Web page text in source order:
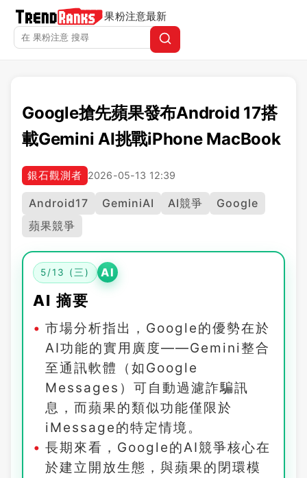
果粉注意最新
Google搶先蘋果發布Android 17搭
載Gemini AI挑戰iPhone MacBook
銀石觀測者 2026-05-13 12:39
Android17 GeminiAI AI競爭
Google
蘋果競爭
5/13 (三) AI
AI 摘要
市場分析指出，Google的優勢在於
AI功能的實用廣度——Gemini整合
至通訊軟體（如Google
Messages）可自動過濾詐騙訊
息，而蘋果的類似功能僅限於
iMessage的特定情境。
長期來看，Google的AI競爭核心在
於建立開放生態，與蘋果的閉環模